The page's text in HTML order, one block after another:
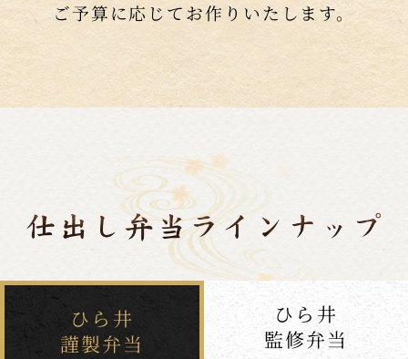
ご予算に応じてお作りいたします。
ひら井
謹製弁当
ひら井
監修弁当